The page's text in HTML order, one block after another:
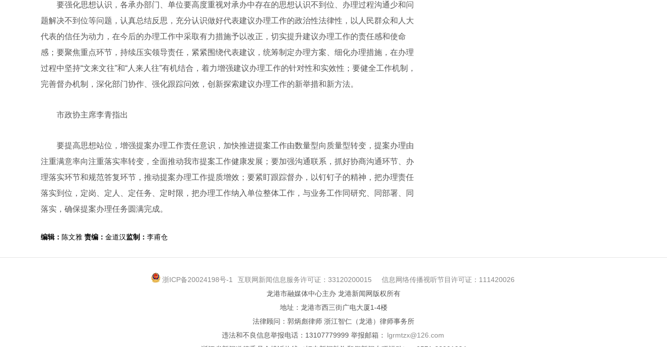
要强化思想认识，各承办部门、单位要高度重视对承办中存在的思想认识不到位、办理过程沟通少和问
题解决不到位等问题，认真总结反思，充分认识做好代表建议办理工作的政治性法律性，以人民群众和人大
代表的信任为动力，在今后的办理工作中采取有力措施予以改正，切实提升建议办理工作的责任感和使命
感；要聚焦重点环节，持续压实领导责任，紧紧围绕代表建议，统筹制定办理方案、细化办理措施，在办理
过程中坚持“文来文往”和“人来人往”有机结合，着力增强建议办理工作的针对性和实效性；要健全工作机制，
完善督办机制，深化部门协作、强化跟踪问效，创新探索建议办理工作的新举措和新方法。
市政协主席李青指出
要提高思想站位，增强提案办理工作责任意识，加快推进提案工作由数量型向质量型转变，提案办理由
注重满意率向注重落实率转变，全面推动我市提案工作健康发展；要加强沟通联系，抓好协商沟通环节、办
理落实环节和规范答复环节，推动提案办理工作提质增效；要紧盯跟踪督办，以钉钉子的精神，把办理责任
落实到位，定岗、定人、定任务、定时限，把办理工作纳入单位整体工作，与业务工作同研究、同部署、同
落实，确保提案办理任务圆满完成。
编辑： 陈文雅 责编： 金道汉监制： 李甫仓
浙ICP备20024198号-1 互联网新闻信息服务许可证：33120200015
信息网络传播视听节目许可证：111420026
龙港市融媒体中心主办 龙港新闻网版权所有
地址：龙港市西三街广电大厦1-4楼
法律顾问：郭炳彪律师 浙江智仁（龙港）律师事务所
违法和不良信息举报电话：13107779999 举报邮箱：
lgrmtzx@126.com